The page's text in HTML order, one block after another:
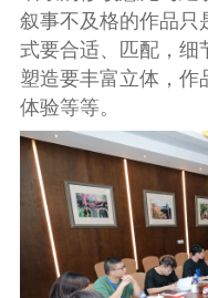
叙事不及格的作品只
式要合适、匹配，细
塑造要丰富立体，作
体验等等。